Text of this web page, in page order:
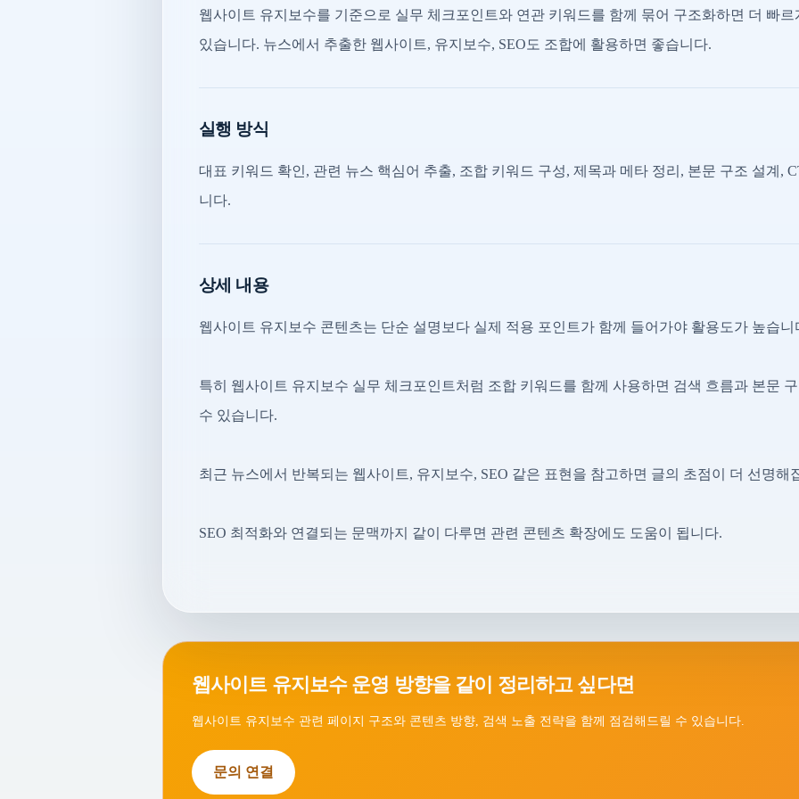
웹사이트 유지보수를 기준으로 실무 체크포인트와 연관 키워드를 함께 묶어 구조화하면 더 빠
있습니다. 뉴스에서 추출한 웹사이트, 유지보수, SEO도 조합에 활용하면 좋습니다.
실행 방식
대표 키워드 확인, 관련 뉴스 핵심어 추출, 조합 키워드 구성, 제목과 메타 정리, 본문 구조 설계,
니다.
상세 내용
웹사이트 유지보수 콘텐츠는 단순 설명보다 실제 적용 포인트가 함께 들어가야 활용도가 높습니
특히 웹사이트 유지보수 실무 체크포인트처럼 조합 키워드를 함께 사용하면 검색 흐름과 본문
수 있습니다.
최근 뉴스에서 반복되는 웹사이트, 유지보수, SEO 같은 표현을 참고하면 글의 초점이 더 선명해
SEO 최적화와 연결되는 문맥까지 같이 다루면 관련 콘텐츠 확장에도 도움이 됩니다.
웹사이트 유지보수 운영 방향을 같이 정리하고 싶다면
웹사이트 유지보수 관련 페이지 구조와 콘텐츠 방향, 검색 노출 전략을 함께 점검해드릴 수 있습니다.
문의 연결